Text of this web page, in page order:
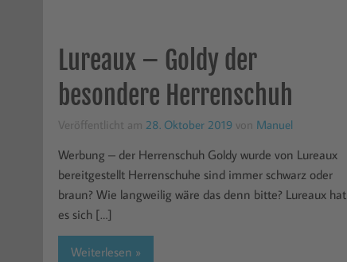
Lureaux – Goldy der
besondere Herrenschuh
Veröffentlicht am 28. Oktober 2019 von Manuel
Werbung – der Herrenschuh Goldy wurde von Lureaux
bereitgestellt Herrenschuhe sind immer schwarz oder
braun? Wie langweilig wäre das denn bitte? Lureaux hat
es sich […]
Weiterlesen »